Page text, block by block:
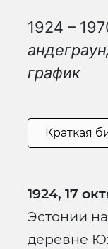
1924 –
график
Краткая
1924, 17
Эстонии
деревне